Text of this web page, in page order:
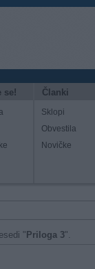
se! Članki
Sklopi
Obvestila
Novičke
" Priloga 3".